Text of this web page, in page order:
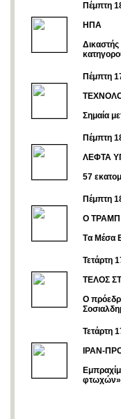
Πέμπτη
ΗΠΑ
Πέμπτη
Σημαία
Πέμπτη
ΛΕΦΤΑ
57
Πέμπτη
O
Tα Μέσα
Τετάρτη
ΤΕΛΟΣ
Ο
Τετάρτη
ΙΡΑΝ-
φτωχών»